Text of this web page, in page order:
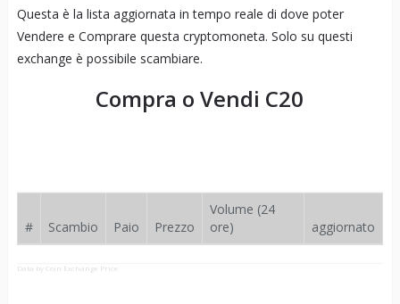
Questa è la lista aggiornata in tempo reale di dove poter
Vendere e Comprare questa cryptomoneta. Solo su questi
exchange è possibile scambiare.
Compra o Vendi C20
# Scambio Paio Prezzo
Volume (24
ore)
aggiornato
Data by Coin Exchange Price